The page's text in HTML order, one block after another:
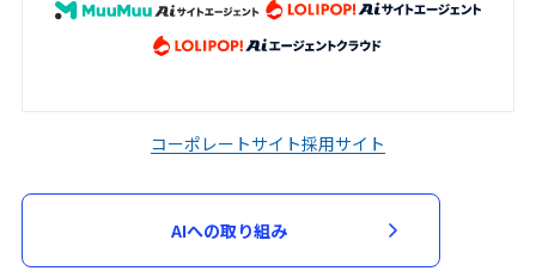
コーポレートサイト採用サイト
AIへの取り組み